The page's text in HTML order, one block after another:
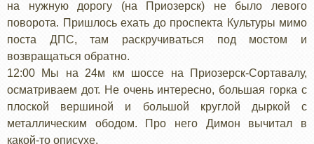
на нужную дорогу (на Приозерск) не было левого
поворота. Пришлось ехать до проспекта Культуры мимо
поста ДПС, там раскручиваться под мостом и
возвращаться обратно.
12:00 Мы на 24м км шоссе на Приозерск-Сортавалу,
осматриваем дот. Не очень интересно, большая горка с
плоской вершиной и большой круглой дыркой с
металлическим ободом. Про него Димон вычитал в
какой-то описухе.